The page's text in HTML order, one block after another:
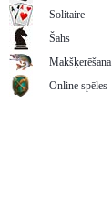
Solitaire
Šahs
Makšķerēšana
Online spēles